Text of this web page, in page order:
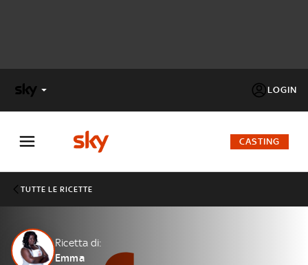
LOGIN
FACTOR
Cos’altro vedere:
CASTING
TUTTE LE RICETTE
Ricetta di:
Emma